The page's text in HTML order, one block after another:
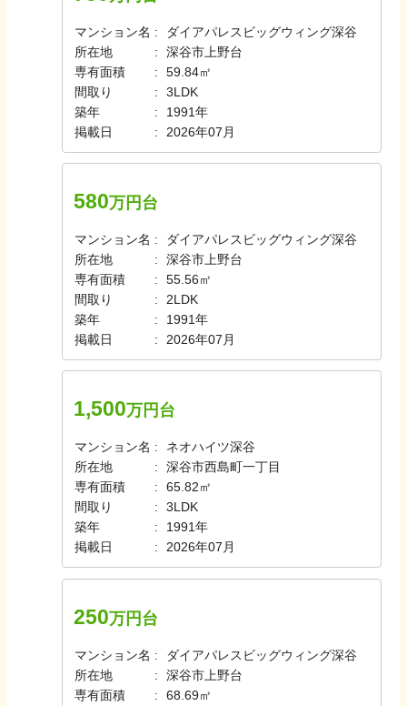
マンション名
ダイアパレスビッグウィング深谷
所在地
深谷市上野台
専有面積
59.84㎡
間取り
3LDK
築年
1991年
掲載日
2026年07月
580万円台
マンション名
ダイアパレスビッグウィング深谷
所在地
深谷市上野台
専有面積
55.56㎡
間取り
2LDK
築年
1991年
掲載日
2026年07月
1,500万円台
マンション名
ネオハイツ深谷
所在地
深谷市西島町一丁目
専有面積
65.82㎡
間取り
3LDK
築年
1991年
掲載日
2026年07月
250万円台
マンション名
ダイアパレスビッグウィング深谷
所在地
深谷市上野台
専有面積
68.69㎡